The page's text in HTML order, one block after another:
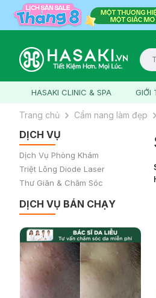
Logo
HASAKI CLINIC & SPA GIỚI
Trang chủ Cẩm nang làm đẹp
DỊCH VỤ
Dịch Vụ Phòng Khám
Triệt Lông Diode Laser
Thư Giãn & Chăm Sóc
DỊCH VỤ BÁN CHẠY